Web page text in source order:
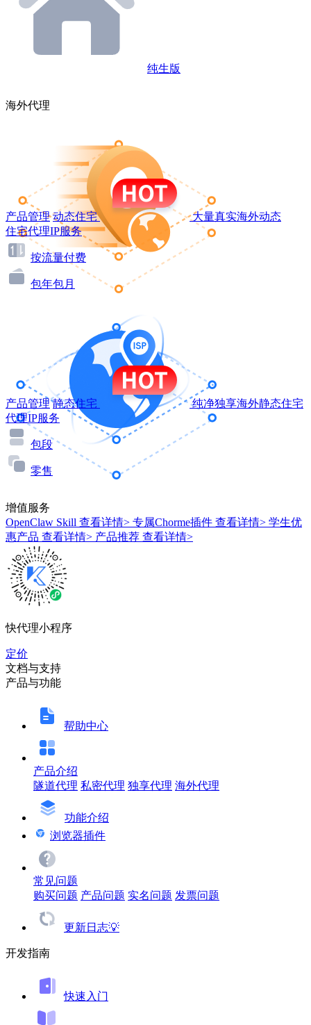
纯生版
海外代理
产品管理 动态住宅
大量真实海外动态
住宅代理IP服务
按流量付费
包年包月
产品管理 静态住宅
纯净独享海外静态住宅
代理IP服务
包段
零售
增值服务
OpenClaw Skill 查看详情> 专属Chorme插件 查看详情> 学生优
惠产品 查看详情> 产品推荐 查看详情>
快代理小程序
定价
文档与支持
产品与功能
帮助中心
产品介绍
隧道代理 私密代理 独享代理 海外代理
功能介绍
浏览器插件
常见问题
购买问题 产品问题 实名问题 发票问题
更新日志💡
开发指南
快速入门